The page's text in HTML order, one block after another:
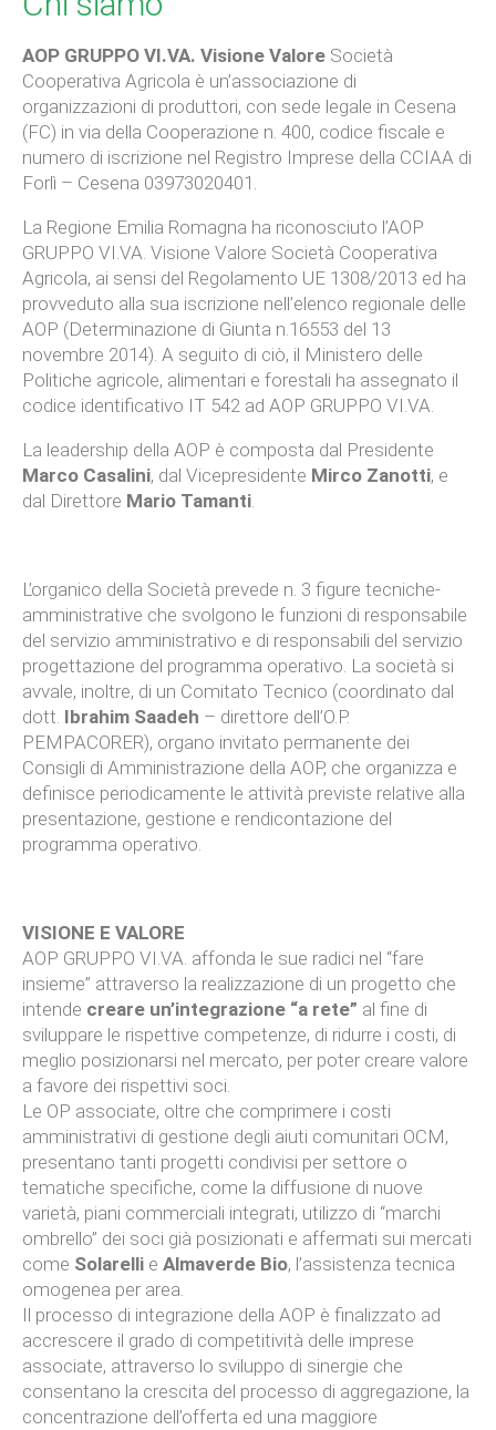
AOP GRUPPO VI.VA. Visione Valore Società
Cooperativa Agricola è un’associazione di
organizzazioni di produttori, con sede legale in Cesena
(FC) in via della Cooperazione n. 400, codice fiscale e
numero di iscrizione nel Registro Imprese della CCIAA di
Forlì – Cesena 03973020401.
La Regione Emilia Romagna ha riconosciuto l’AOP
GRUPPO VI.VA. Visione Valore Società Cooperativa
Agricola, ai sensi del Regolamento UE 1308/2013 ed ha
provveduto alla sua iscrizione nell’elenco regionale delle
AOP (Determinazione di Giunta n.16553 del 13
novembre 2014). A seguito di ciò, il Ministero delle
Politiche agricole, alimentari e forestali ha assegnato il
codice identificativo IT 542 ad AOP GRUPPO VI.VA.
La leadership della AOP è composta dal Presidente
Marco Casalini, dal Vicepresidente Mirco Zanotti, e
dal Direttore Mario Tamanti.
L’organico della Società prevede n. 3 figure tecniche-
amministrative che svolgono le funzioni di responsabile
del servizio amministrativo e di responsabili del servizio
progettazione del programma operativo. La società si
avvale, inoltre, di un Comitato Tecnico (coordinato dal
dott. Ibrahim Saadeh – direttore dell’O.P.
PEMPACORER), organo invitato permanente dei
Consigli di Amministrazione della AOP, che organizza e
definisce periodicamente le attività previste relative alla
presentazione, gestione e rendicontazione del
programma operativo.
VISIONE E VALORE
AOP GRUPPO VI.VA. affonda le sue radici nel “fare
insieme” attraverso la realizzazione di un progetto che
intende creare un’integrazione “a rete” al fine di
sviluppare le rispettive competenze, di ridurre i costi, di
meglio posizionarsi nel mercato, per poter creare valore
a favore dei rispettivi soci.
Le OP associate, oltre che comprimere i costi
amministrativi di gestione degli aiuti comunitari OCM,
presentano tanti progetti condivisi per settore o
tematiche specifiche, come la diffusione di nuove
varietà, piani commerciali integrati, utilizzo di “marchi
ombrello” dei soci già posizionati e affermati sui mercati
come Solarelli e Almaverde Bio, l’assistenza tecnica
omogenea per area.
Il processo di integrazione della AOP è finalizzato ad
accrescere il grado di competitività delle imprese
associate, attraverso lo sviluppo di sinergie che
consentano la crescita del processo di aggregazione, la
concentrazione dell’offerta ed una maggiore